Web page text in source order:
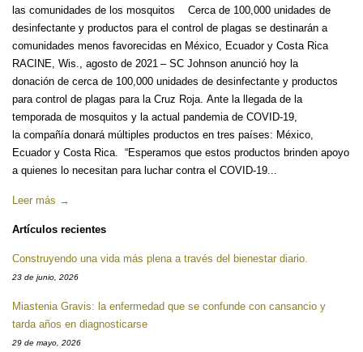
las comunidades de los mosquitos Cerca de 100,000 unidades de
desinfectante y productos para el control de plagas se destinarán a
comunidades menos favorecidas en México, Ecuador y Costa Rica
RACINE, Wis., agosto de 2021 – SC Johnson anunció hoy la
donación de cerca de 100,000 unidades de desinfectante y productos
para control de plagas para la Cruz Roja. Ante la llegada de la
temporada de mosquitos y la actual pandemia de COVID-19,
la compañía donará múltiples productos en tres países: México,
Ecuador y Costa Rica. “Esperamos que estos productos brinden apoyo
a quienes lo necesitan para luchar contra el COVID-19...
Leer más →
Artículos recientes
Construyendo una vida más plena a través del bienestar diario.
23 de junio, 2026
Miastenia Gravis: la enfermedad que se confunde con cansancio y
tarda años en diagnosticarse
29 de mayo, 2026